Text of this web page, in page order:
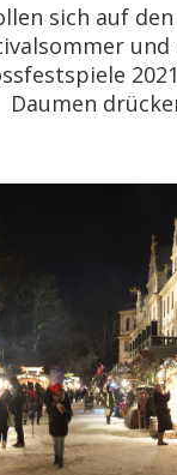
sich auf
und
Daumen